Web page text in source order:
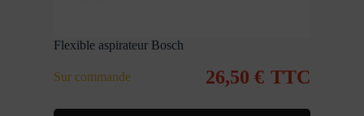
Flexible aspirateur Bosch
Sur commande 26,50 € TTC